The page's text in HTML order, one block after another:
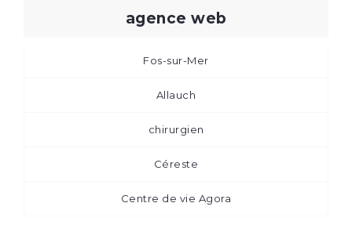
agence web
Fos-sur-Mer
Allauch
chirurgien
Céreste
Centre de vie Agora